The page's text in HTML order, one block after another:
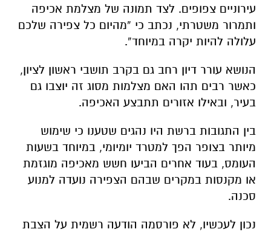
עירוניים צפופים. לצד תמונה של מצלמת אכיפה
ותמרור משטרתי, נכתב כי “מהיום כל צפירה שלכם
עלולה להיות יקרה במיוחד”.
הנושא עורר דיון רחב גם בקרב תושבי ראשון לציון,
כאשר רבים תהו האם מצלמות מסוג זה יוצבו גם
בעיר, ובאילו אזורים תתבצע האכיפה.
בין התגובות ברשת היו נהגים שטענו כי שימוש
מיותר בצופר הפך למטרד יומיומי, במיוחד בשעות
העומס, בעוד אחרים הביעו חשש מאכיפה מוגזמת
או מקנסות במקרים שבהם הצפירה נועדה למנוע
סכנה.
נכון לעכשיו, לא פורסמה הודעה רשמית על הצבת